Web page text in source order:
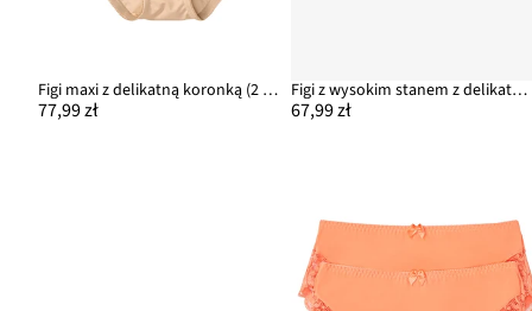
Figi maxi z delikatną koronką (2 pary)
77,99 zł
Figi z wysokim stanem z delikatną koronką (2 pary)
67,99 zł